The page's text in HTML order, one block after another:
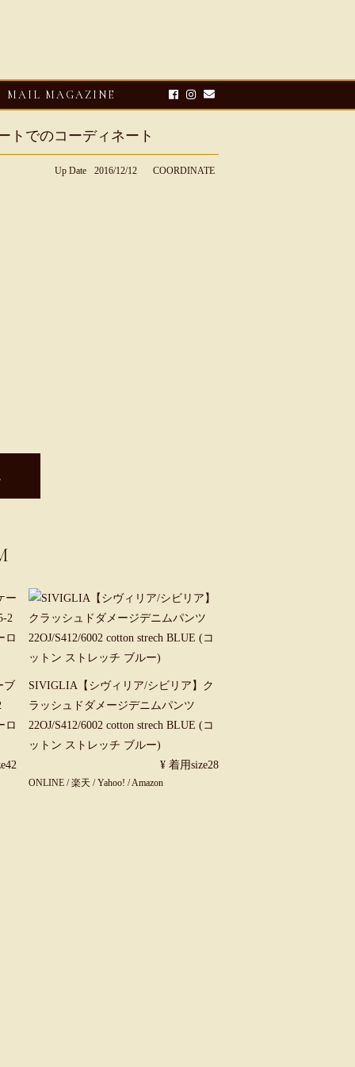
MAIL MAGAZINE
トでのコーディネート
Up Date 2016/12/12 COORDINATE
ブ
ロ
SIVIGLIA【シヴィリア/シビリア】ク
ラッシュドダメージデニムパンツ
22OJ/S412/6002 cotton strech BLUE (コ
ットン ストレッチ ブルー)
¥ 着用size28
ONLINE /楽天 /Yahoo! /Amazon